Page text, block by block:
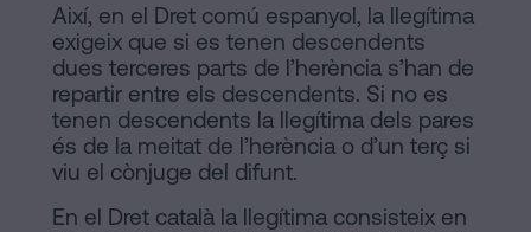
Així, en el Dret comú espanyol, la llegítima
exigeix que si es tenen descendents
dues terceres parts de l’herència s’han de
repartir entre els descendents. Si no es
tenen descendents la llegítima dels pares
és de la meitat de l’herència o d’un terç si
viu el cònjuge del difunt.
En el Dret català la llegítima consisteix en